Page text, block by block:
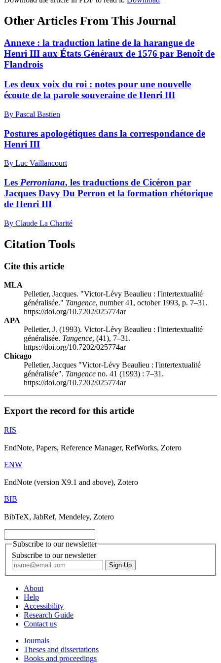
Other Articles From This Journal
Annexe : la traduction latine de la harangue de
Henri III aux États Généraux de 1576 par Benoît de
Flandrois
Les deux voix du roi : notes pour une nouvelle
écoute de la parole souveraine de Henri III
By Pascal Bastien
Postures apologétiques dans la correspondance de
Henri III
By Luc Vaillancourt
Les Perroniana, les traductions de Cicéron par
Jacques Davy Du Perron et la formation rhétorique
de Henri III
By Claude La Charité
Citation Tools
Cite this article
MLA
Pelletier, Jacques. "Victor-Lévy Beaulieu : l'intertextualité
généralisée." Tangence, number 41, october 1993, p. 7–31.
https://doi.org/10.7202/025774ar
APA
Pelletier, J. (1993). Victor-Lévy Beaulieu : l'intertextualité
généralisée. Tangence, (41), 7–31.
https://doi.org/10.7202/025774ar
Chicago
Pelletier, Jacques "Victor-Lévy Beaulieu : l'intertextualité
généralisée". Tangence no. 41 (1993) : 7–31.
https://doi.org/10.7202/025774ar
Export the record for this article
RIS
EndNote, Papers, Reference Manager, RefWorks, Zotero
ENW
EndNote (version X9.1 and above), Zotero
BIB
BibTeX, JabRef, Mendeley, Zotero
Subscribe to our newsletter
Subscribe to our newsletter
About
Help
Accessibility
Research Guide
Contact us
Journals
Theses and dissertations
Books and proceedings